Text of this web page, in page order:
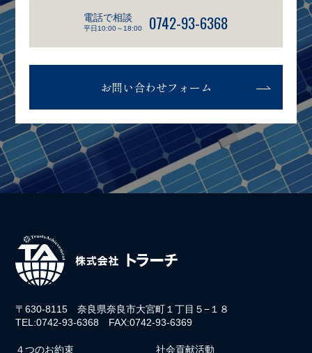
電話で相談
平日10:00～18:00 0742-93-6368
お問い合わせフォーム
〒630-8115 奈良県奈良市大宮町１丁目５−１８
TEL:0742-93-6368 FAX:0742-93-6369
４つのお約束 社会貢献活動